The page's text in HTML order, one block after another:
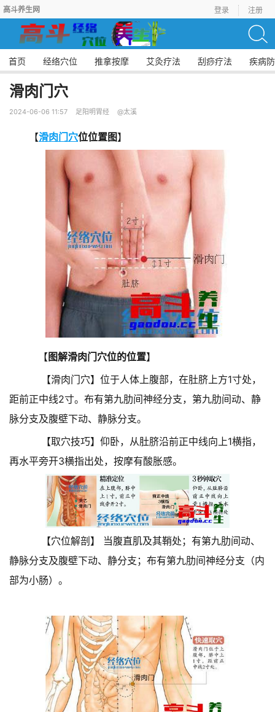
高斗养生网 登录 注册
首页 经络穴位 推拿按摩 艾灸疗法 刮痧疗法 疾病
滑肉门穴
2024-06-06 11:57 足阳明胃经 @太溪
【滑肉门穴位位置图】
【图解滑肉门穴位的位置】
【滑肉门穴】位于人体上腹部，在肚脐上方1寸处，
距前正中线2寸。布有第九肋间神经分支，第九肋间动、静
脉分支及腹壁下动、静脉分支。
【取穴技巧】仰卧，从肚脐沿前正中线向上1横指，
再水平旁开3横指出处，按摩有酸胀感。
【穴位解剖】 当腹直肌及其鞘处；有第九肋间动、
静脉分支及腹壁下动、静分支；布有第九肋间神经分支（内
部为小肠）。